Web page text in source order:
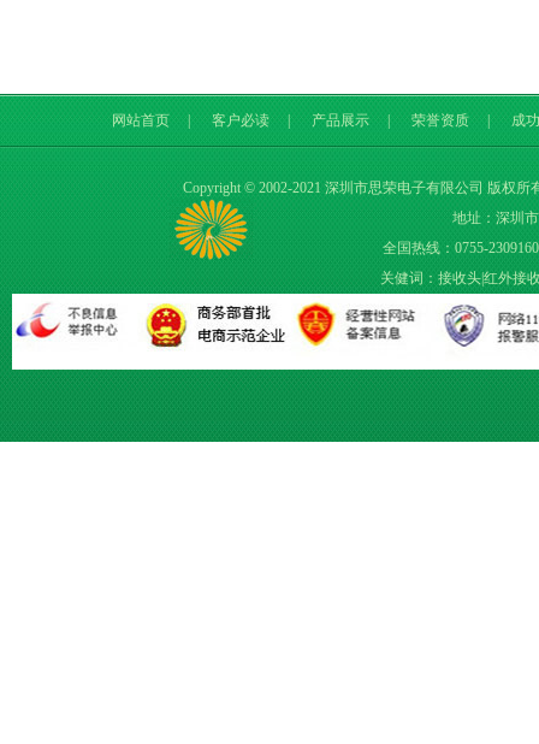
网站首页 | 客户必读 | 产品展示 | 荣誉资质 | 成
Copyright © 2002-2021 深圳市思荣电子有限公司 版权所
地址：深圳
全国热线：0755-
关健词： 接收头红外接